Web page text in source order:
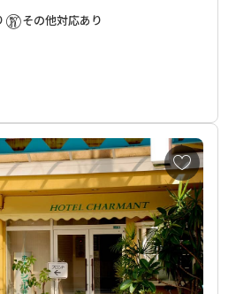
使用した、すべて手作りのお料理で
湯となっております。
言われる湯の峰温泉のつぼ湯も歩い
にいらしてください。皆様のお越し
す。
利用とさせて頂きます。
希望日の３ケ月前からです。
ご了承ください。
その他対応あり
お
気
に
入
り
に
追
加